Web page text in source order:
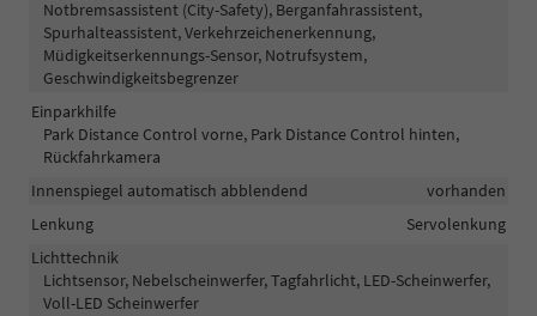
Notbremsassistent (City-Safety), Berganfahrassistent,
Spurhalteassistent, Verkehrzeichenerkennung,
Müdigkeitserkennungs-Sensor, Notrufsystem,
Geschwindigkeitsbegrenzer
Einparkhilfe
Park Distance Control vorne, Park Distance Control hinten,
Rückfahrkamera
Innenspiegel automatisch abblendend
vorhanden
Lenkung
Servolenkung
Lichttechnik
Lichtsensor, Nebelscheinwerfer, Tagfahrlicht, LED-Scheinwerfer,
Voll-LED Scheinwerfer